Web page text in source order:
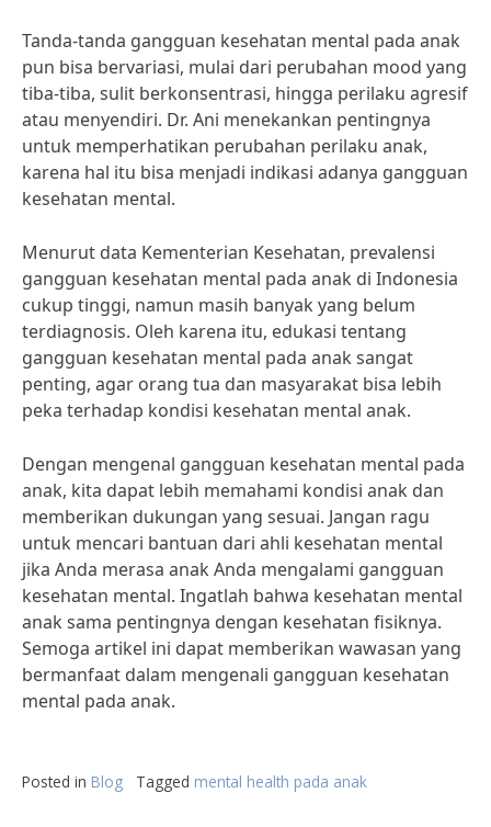
Tanda-tanda gangguan kesehatan mental pada anak
pun bisa bervariasi, mulai dari perubahan mood yang
tiba-tiba, sulit berkonsentrasi, hingga perilaku agresif
atau menyendiri. Dr. Ani menekankan pentingnya
untuk memperhatikan perubahan perilaku anak,
karena hal itu bisa menjadi indikasi adanya gangguan
kesehatan mental.
Menurut data Kementerian Kesehatan, prevalensi
gangguan kesehatan mental pada anak di Indonesia
cukup tinggi, namun masih banyak yang belum
terdiagnosis. Oleh karena itu, edukasi tentang
gangguan kesehatan mental pada anak sangat
penting, agar orang tua dan masyarakat bisa lebih
peka terhadap kondisi kesehatan mental anak.
Dengan mengenal gangguan kesehatan mental pada
anak, kita dapat lebih memahami kondisi anak dan
memberikan dukungan yang sesuai. Jangan ragu
untuk mencari bantuan dari ahli kesehatan mental
jika Anda merasa anak Anda mengalami gangguan
kesehatan mental. Ingatlah bahwa kesehatan mental
anak sama pentingnya dengan kesehatan fisiknya.
Semoga artikel ini dapat memberikan wawasan yang
bermanfaat dalam mengenali gangguan kesehatan
mental pada anak.
Posted in Blog Tagged mental health pada anak